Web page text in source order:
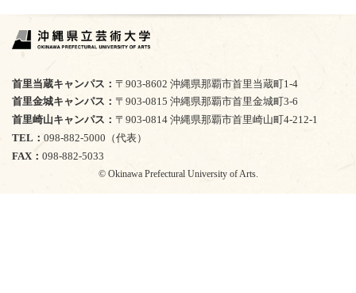
TEL
098-882-5000（代表）
FAX
098-882-5033
© Okinawa Prefectural University of Arts.
首里当蔵キャンパス
〒903-8602 沖縄県那覇市首里当蔵町1-4
首里金城キャンパス
〒903-0815 沖縄県那覇市首里金城町3-6
首里崎山キャンパス
〒903-0814 沖縄県那覇市首里崎山町4-212-1